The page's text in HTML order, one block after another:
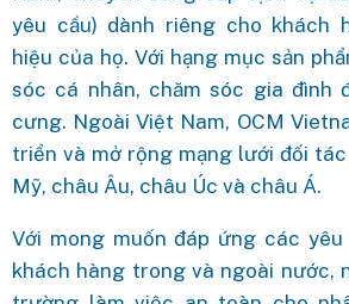
yêu cầu) dành riêng cho khách
hiệu của họ. Với hạng mục sản
sóc cá nhân, chăm sóc gia đình
cưng. Ngoài Việt Nam, OCM
triển và mở rộng mạng lưới đối
Mỹ, châu Âu, châu Úc và châu Á.
Với mong muốn đáp ứng các
khách hàng trong và ngoài nước,